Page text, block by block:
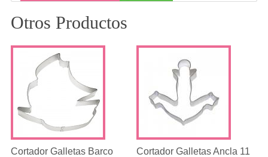
Otros Productos
Cortador Galletas Barco
Cortador Galletas Ancla 11